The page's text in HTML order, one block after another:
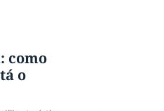
como
o